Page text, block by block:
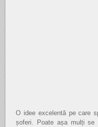
O idee excelentă pe care
șoferi. Poate așa mulți